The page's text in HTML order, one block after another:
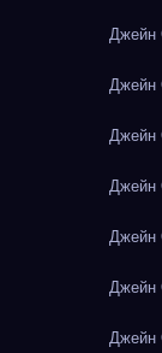
Джейн
Джейн
Джейн
Джейн
Джейн
Джейн
Джейн